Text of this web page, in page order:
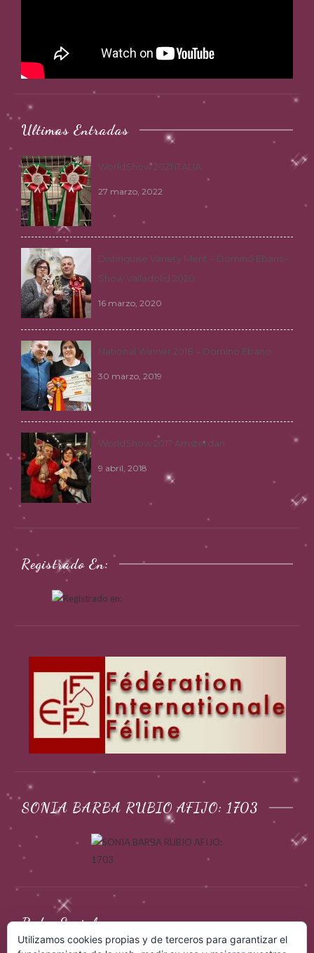
Ultimas Entradas
WorldShow 2021 ITALIA
27 marzo, 2022
Distinguise Variety Merit – Dominó Ebano-
Show Valladolid 2020
16 marzo, 2020
National Winner 2018 – Domino Ebano
30 marzo, 2019
WorldShow 2017 Amsterdan
9 abril, 2018
Registrado En:
SONIA BARBA RUBIO AFIJO: 1703
Redes Sociales
Utilizamos cookies propias y de terceros para garantizar el